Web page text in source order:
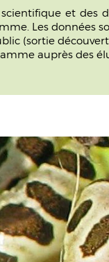
et des
Les données
(sortie
auprès des